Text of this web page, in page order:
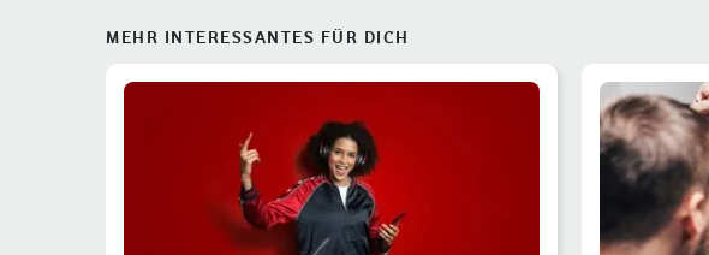
MEHR INTERESSANTES FÜR DICH